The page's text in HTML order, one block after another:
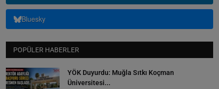
Bluesky
POPÜLER HABERLER
YÖK Duyurdu: Muğla Sıtkı Koçman
Üniversitesi...